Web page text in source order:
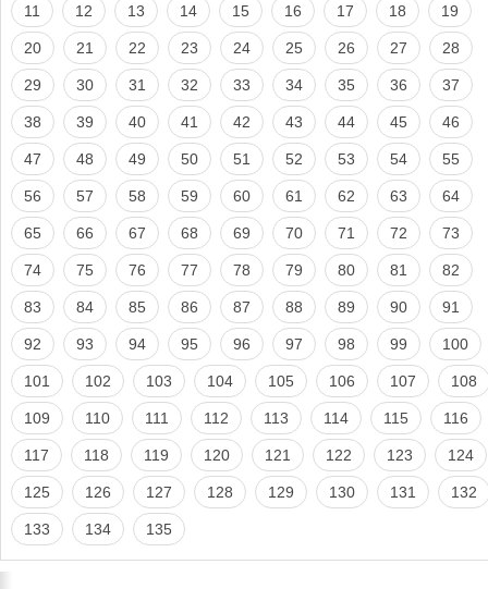
11 12 13 14 15 16 17 18 19
20 21 22 23 24 25 26 27 28
29 30 31 32 33 34 35 36 37
38 39 40 41 42 43 44 45 46
47 48 49 50 51 52 53 54 55
56 57 58 59 60 61 62 63 64
65 66 67 68 69 70 71 72 73
74 75 76 77 78 79 80 81 82
83 84 85 86 87 88 89 90 91
92 93 94 95 96 97 98 99 100
101 102 103 104 105 106 107 108
109 110 111 112 113 114 115 116
117 118 119 120 121 122 123 124
125 126 127 128 129 130 131 132
133 134 135